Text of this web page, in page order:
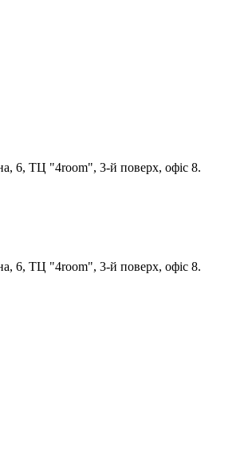
6, ТЦ "4room", 3-й поверх, офіс 8.
6, ТЦ "4room", 3-й поверх, офіс 8.